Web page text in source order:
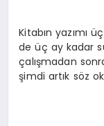
Kitabın yazımı
de üç ay kadar
çalışmadan
şimdi artık söz